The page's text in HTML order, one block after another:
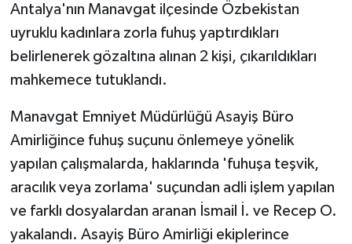
Antalya'nın Manavgat ilçesinde Özbekistan
uyruklu kadınlara zorla fuhuş yaptırdıkları
belirlenerek gözaltına alınan 2 kişi, çıkarıldıkları
mahkemece tutuklandı.
Manavgat Emniyet Müdürlüğü Asayiş Büro
Amirliğince fuhuş suçunu önlemeye yönelik
yapılan çalışmalarda, haklarında 'fuhuşa teşvik,
aracılık veya zorlama' suçundan adli işlem yapılan
ve farklı dosyalardan aranan İsmail İ. ve Recep O.
yakalandı. Asayiş Büro Amirliği ekiplerince